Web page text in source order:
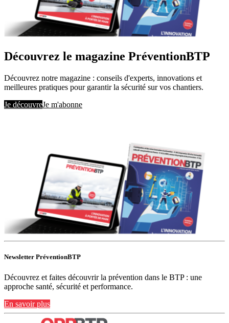
Découvrez le magazine PréventionBTP
Découvrez notre magazine : conseils d'experts, innovations et
meilleures pratiques pour garantir la sécurité sur vos chantiers.
Je découvreJe m'abonne
Newsletter PréventionBTP
Découvrez et faites découvrir la prévention dans le BTP : une
approche santé, sécurité et performance.
En savoir plus